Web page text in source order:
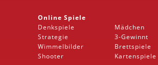
Online Spiele
Denkspiele
Strategie
Wimmelbilder
Shooter
Mädchen
3-Gewinnt
Brettspiele
Kartenspiele